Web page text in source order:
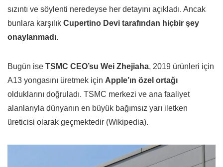
sızıntı ve söylenti neredeyse her detayını açıkladı. Ancak
bunlara karşılık Cupertino Devi tarafından hiçbir şey
onaylanmadı.
Bugün ise TSMC CEO’su Wei Zhejiaha, 2019 ürünleri için
A13 yongasını üretmek için Apple’ın özel ortağı
olduklarını doğruladı. TSMC merkezi ve ana faaliyet
alanlarıyla dünyanın en büyük bağımsız yarı iletken
üreticisi olarak geçmektedir (Wikipedia).